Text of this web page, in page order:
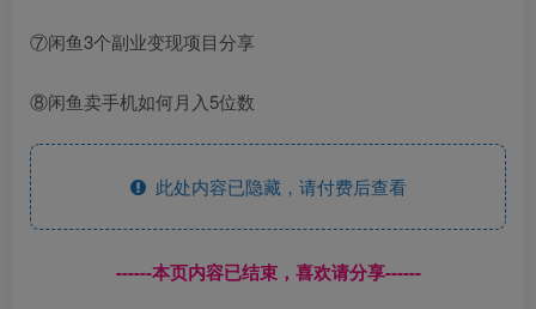
⑦闲鱼3个副业变现项目分享
⑧闲鱼卖手机如何月入5位数
此处内容已隐藏，请付费后查看
------本页内容已结束，喜欢请分享------